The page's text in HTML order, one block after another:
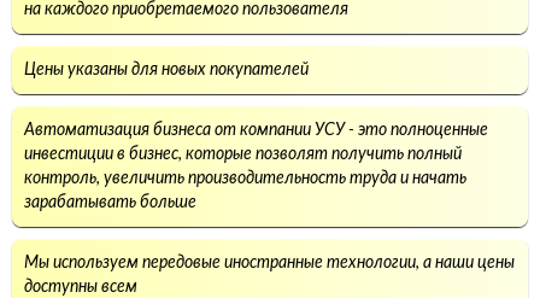
на каждого приобретаемого пользователя
Цены указаны для новых покупателей
Автоматизация бизнеса от компании УСУ - это полноценные
инвестиции в бизнес, которые позволят получить полный
контроль, увеличить производительность труда и начать
зарабатывать больше
Мы используем передовые иностранные технологии, а наши цены
доступны всем